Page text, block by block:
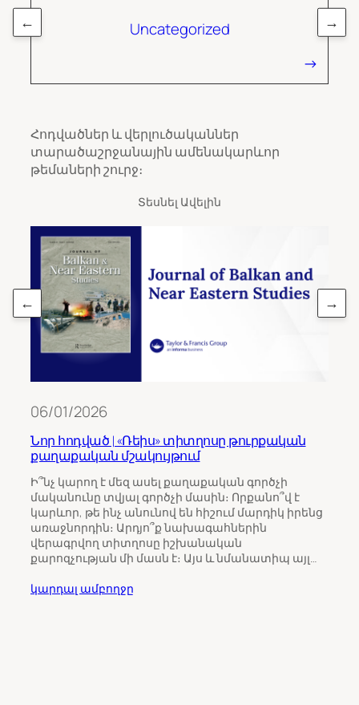
Uncategorized
← →
Հոդվածներ և վերլուծականներ
տարածաշրջանային ամենակարևոր
թեմաների շուրջ։
Տեսնել Ավելին
06/01/2026
Նոր հոդված | «Ռեիս» տիտղոսը թուրքական
քաղաքական մշակույթում
Ի՞նչ կարող է մեզ ասել քաղաքական գործչի
մականունը տվյալ գործչի մասին։ Որքանո՞վ է
կարևոր, թե ինչ անունով են հիշում մարդիկ իրենց
առաջնորդին։ Արդյո՞ք նախագահներին
վերագրվող տիտղոսը իշխանական
քարոզչության մի մասն է։ Այս և նմանատիպ այլ…
կարդալ ամբողջը
← →